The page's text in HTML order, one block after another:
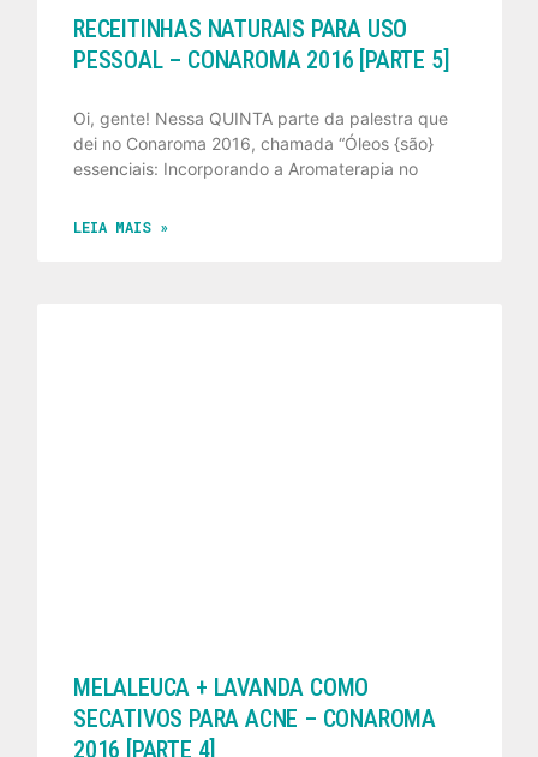
RECEITINHAS NATURAIS PARA USO
PESSOAL – CONAROMA 2016 [PARTE 5]
Oi, gente! Nessa QUINTA parte da palestra que
dei no Conaroma 2016, chamada “Óleos {são}
essenciais: Incorporando a Aromaterapia no
LEIA MAIS »
MELALEUCA + LAVANDA COMO
SECATIVOS PARA ACNE – CONAROMA
2016 [PARTE 4]